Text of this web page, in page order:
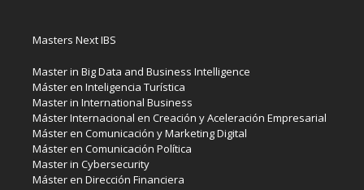
Masters Next IBS
Master in Big Data and Business Intelligence
Máster en Inteligencia Turística
Master in International Business
Máster Internacional en Creación y Aceleración Empresarial
Máster en Comunicación y Marketing Digital
Máster en Comunicación Política
Master in Cybersecurity
Máster en Dirección Financiera